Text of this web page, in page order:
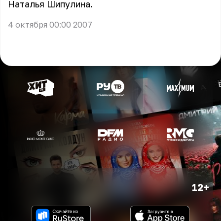
Наталья Шипулина.
4 октября 00:00 2007
12+